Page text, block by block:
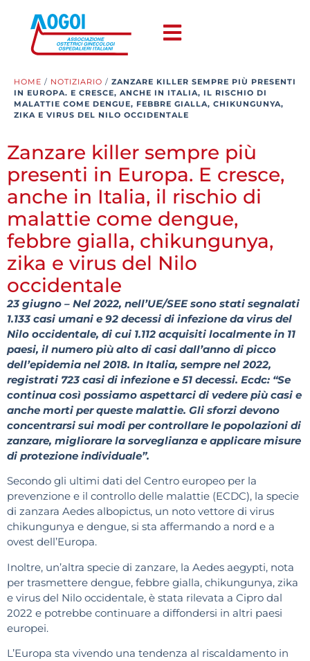
HOME / NOTIZIARIO / ZANZARE KILLER SEMPRE PIÙ PRESENTI
IN EUROPA. E CRESCE, ANCHE IN ITALIA, IL RISCHIO DI
MALATTIE COME DENGUE, FEBBRE GIALLA, CHIKUNGUNYA,
ZIKA E VIRUS DEL NILO OCCIDENTALE
Zanzare killer sempre più
presenti in Europa. E cresce,
anche in Italia, il rischio di
malattie come dengue,
febbre gialla, chikungunya,
zika e virus del Nilo
occidentale
23 giugno – Nel 2022, nell’UE/SEE sono stati segnalati
1.133 casi umani e 92 decessi di infezione da virus del
Nilo occidentale, di cui 1.112 acquisiti localmente in 11
paesi, il numero più alto di casi dall’anno di picco
dell’epidemia nel 2018. In Italia, sempre nel 2022,
registrati 723 casi di infezione e 51 decessi. Ecdc: “Se
continua così possiamo aspettarci di vedere più casi e
anche morti per queste malattie. Gli sforzi devono
concentrarsi sui modi per controllare le popolazioni di
zanzare, migliorare la sorveglianza e applicare misure
di protezione individuale”.
Secondo gli ultimi dati del Centro europeo per la
prevenzione e il controllo delle malattie (ECDC), la specie
di zanzara Aedes albopictus, un noto vettore di virus
chikungunya e dengue, si sta affermando a nord e a
ovest dell’Europa.
Inoltre, un’altra specie di zanzare, la Aedes aegypti, nota
per trasmettere dengue, febbre gialla, chikungunya, zika
e virus del Nilo occidentale, è stata rilevata a Cipro dal
2022 e potrebbe continuare a diffondersi in altri paesi
europei.
L’Europa sta vivendo una tendenza al riscaldamento in